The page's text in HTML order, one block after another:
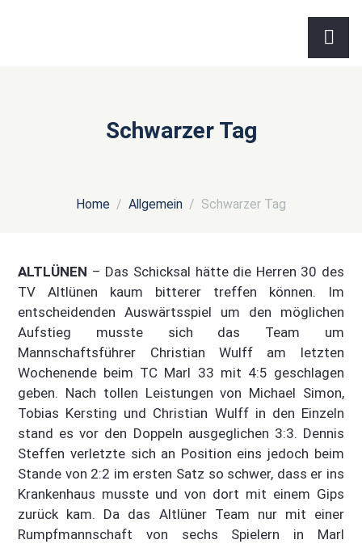
Schwarzer Tag
Home Allgemein Schwarzer Tag
ALTLÜNEN – Das Schicksal hätte die Herren 30 des
TV Altlünen kaum bitterer treffen können. Im
entscheidenden Auswärtsspiel um den möglichen
Aufstieg musste sich das Team um
Mannschaftsführer Christian Wulff am letzten
Wochenende beim TC Marl 33 mit 4:5 geschlagen
geben. Nach tollen Leistungen von Michael Simon,
Tobias Kersting und Christian Wulff in den Einzeln
stand es vor den Doppeln ausgeglichen 3:3. Dennis
Steffen verletzte sich an Position eins jedoch beim
Stande von 2:2 im ersten Satz so schwer, dass er ins
Krankenhaus musste und von dort mit einem Gips
zurück kam. Da das Altlüner Team nur mit einer
Rumpfmannschaft von sechs Spielern in Marl